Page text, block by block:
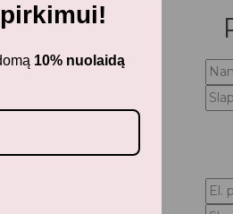
10% nuolaidą